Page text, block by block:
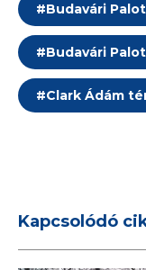
#Budavári
#Budavári
#Clark Ádám
Kapcsolódó